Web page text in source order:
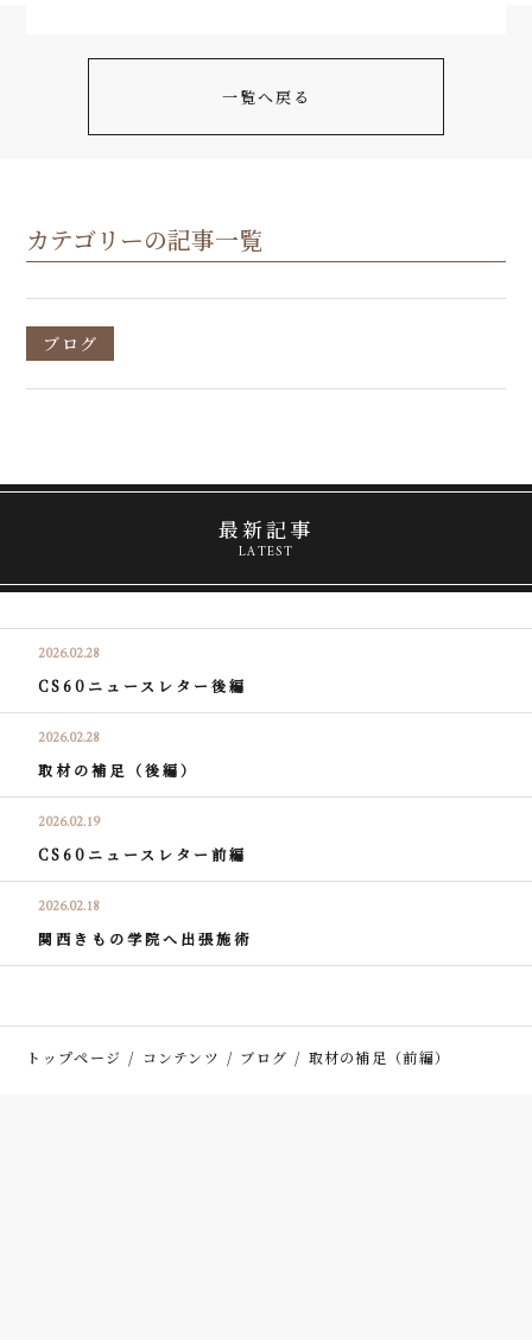
一覧へ戻る
カテゴリーの記事一覧
ブログ
最新記事
LATEST
2026.02.28
CS60ニュースレター後編
2026.02.28
取材の補足（後編）
2026.02.19
CS60ニュースレター前編
2026.02.18
関西きもの学院へ出張施術
トップページ コンテンツ ブログ 取材の補足（前編）